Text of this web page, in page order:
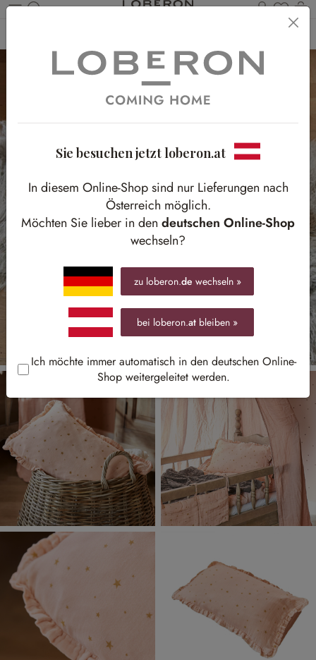
Du
Sie besuchen jetzt loberon.at
In diesem Online-Shop sind nur Lieferungen nach
Österreich möglich.
Möchten Sie lieber in den deutschen Online-Shop
wechseln?
zu loberon.de wechseln »
bei loberon.at bleiben »
Ich möchte immer automatisch in den deutschen Online-
Shop weitergeleitet werden.